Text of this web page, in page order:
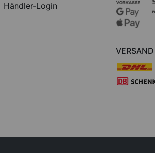
Händler-Login
VERSAND